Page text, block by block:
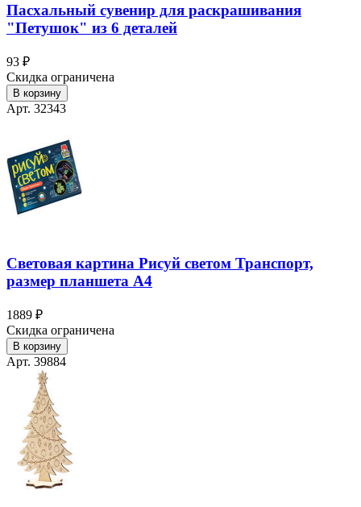
Пасхальный сувенир для раскрашивания
"Петушок" из 6 деталей
93 ₽
Скидка ограничена
В корзину
Арт. 32343
Световая картина Рисуй светом Транспорт,
размер планшета А4
1889 ₽
Скидка ограничена
В корзину
Арт. 39884